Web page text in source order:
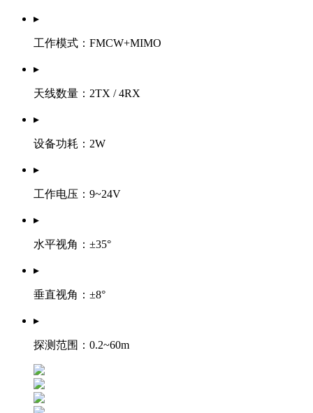
▸
工作模式：FMCW+MIMO
▸
天线数量：2TX / 4RX
▸
设备功耗：2W
▸
工作电压：9~24V
▸
水平视角：±35°
▸
垂直视角：±8°
▸
探测范围：0.2~60m